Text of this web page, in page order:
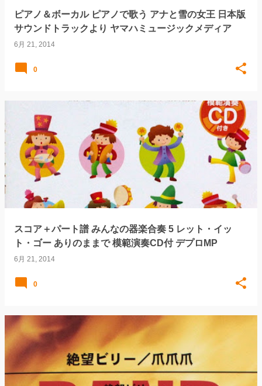
ピアノ＆ボーカル ピアノで歌う アナと雪の女王 日本版
サウンドトラックより ヤマハミュージックメディア
6月 21, 2014
0
スコア＋パート譜 みんなの器楽合奏 5 レット・イッ
ト・ゴー ありのままで 模範演奏CD付 デプロMP
6月 21, 2014
0